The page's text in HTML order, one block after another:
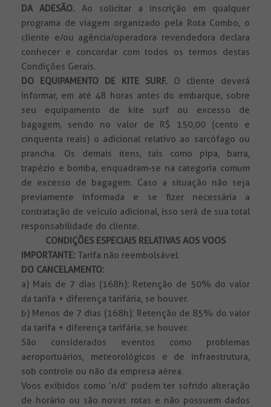
DA ADESÃO. Ao solicitar a inscrição em qualquer
programa de viagem organizado pela Rota Combo, o
cliente e/ou agência/operadora revendedora declara
conhecer e concordar com todos os termos destas
Condições Gerais.
DO EQUIPAMENTO DE KITE SURF. O cliente deverá
informar, em até 48 horas antes do embarque, sobre
seu equipamento de kite surf ou excesso de
bagagem, sendo no valor de R$ 150,00 (cento e
cinquenta reais) o adicional relativo ao sarcófago ou
prancha. Os demais itens, tais como pipa, barra,
trapézio e bomba, enquadram-se na categoria comum
de excesso de bagagem. Caso a situação não seja
previamente informada e se fizer necessária a
contratação de veículo adicional, isso será de sua total
responsabilidade do cliente.
CONDIÇÕES ESPECIAIS RELATIVAS AOS VOOS
IMPORTANTE: Tarifa não reembolsável.
DO CANCELAMENTO:
a) Mais de 7 dias (168h): Retenção de 50% do valor
da tarifa + diferença tarifária, se houver.
b) Menos de 7 dias (168h): Retenção de 85% do valor
da tarifa + diferença tarifária, se houver.
São considerados eventos como problemas
aeroportuários, meteorológicos e de infraestrutura,
sob controle ou não da empresa aérea.
Voos exibidos como ‘n/d’ podem ter sofrido alteração
de horário ou são novas rotas e não possuem dados